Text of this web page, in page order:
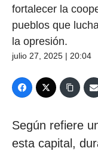
fortalecer la
pueblos que
la opresión.
julio 27, 2025 | 20:04
Según refiere
esta capital,